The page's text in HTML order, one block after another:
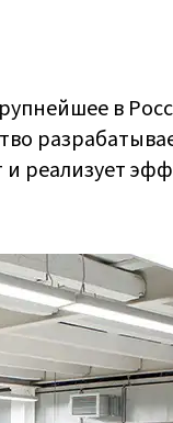
в
реализует